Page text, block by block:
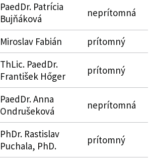
PaedDr. Patrícia
Bujňáková
neprítomná
Miroslav Fabián
prítomný
ThLic. PaedDr.
František Hőger
prítomný
PaedDr. Anna
Ondrušeková
neprítomná
PhDr. Rastislav
Puchala, PhD.
prítomný